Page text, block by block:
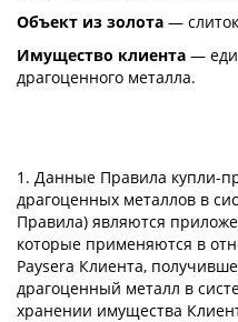
Объект из золота —
Имущество клиента —
драгоценного металла.
1. Данные Правила купли-
драгоценных металлов в
Правила) являются
которые применяются в
Paysera Клиента,
драгоценный металл в
хранении имущества